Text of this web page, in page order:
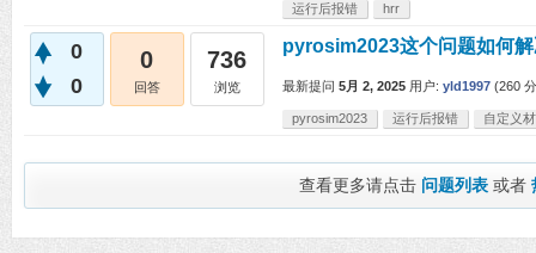
运行后报错 hrr
0
0
0
回答
736
浏览
pyrosim2023这个问题如何
最新提问 5月 2, 2025 用户: yld1997 (260
pyrosim2023 运行后报错 自定义
查看更多请点击 问题列表 或者